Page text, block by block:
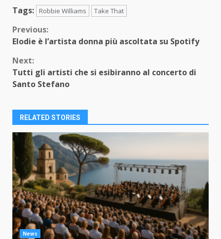
Tags: Robbie Williams Take That
Continue
Previous:
Elodie è l’artista donna più ascoltata su Spotify
Next:
Tutti gli artisti che si esibiranno al concerto di
Santo Stefano
RELATED STORIES
News